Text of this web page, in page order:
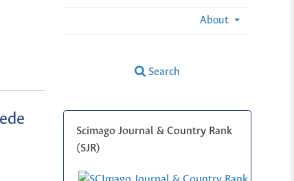
About
Search
Scimago Journal & Country Rank
(SJR)